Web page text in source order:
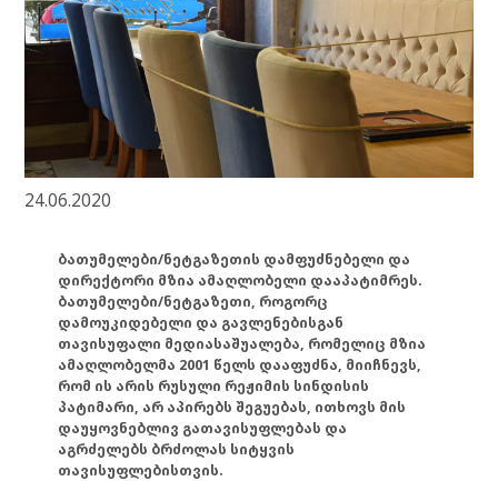
24.06.2020
ბათუმელები/ნეტგაზეთის დამფუძნებელი და
დირექტორი მზია ამაღლობელი დააპატიმრეს.
ბათუმელები/ნეტგაზეთი, როგორც
დამოუკიდებელი და გავლენებისგან
თავისუფალი მედიასაშუალება, რომელიც მზია
ამაღლობელმა 2001 წელს დააფუძნა, მიიჩნევს,
რომ ის არის რუსული რეჟიმის სინდისის
პატიმარი, არ აპირებს შეგუებას, ითხოვს მის
დაუყოვნებლივ გათავისუფლებას და
აგრძელებს ბრძოლას სიტყვის
თავისუფლებისთვის.